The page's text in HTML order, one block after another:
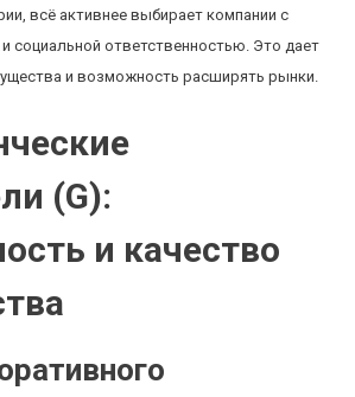
всё активнее выбирает компании с
социальной ответственностью. Это дает
и возможность расширять рынки.
(G):
и качество